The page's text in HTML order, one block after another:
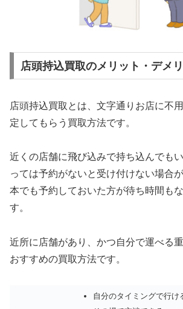
店頭持込買取のメリット・デメ
店頭持込買取とは、文字通りお店に不
定してもらう買取方法です。
近くの店舗に飛び込みで持ち込んでも
っては予約がないと受け付けない場合
本でも予約しておいた方が待ち時間も
す。
近所に店舗があり、かつ自分で運べる
おすすめの買取方法です。
自分のタイミングで行け